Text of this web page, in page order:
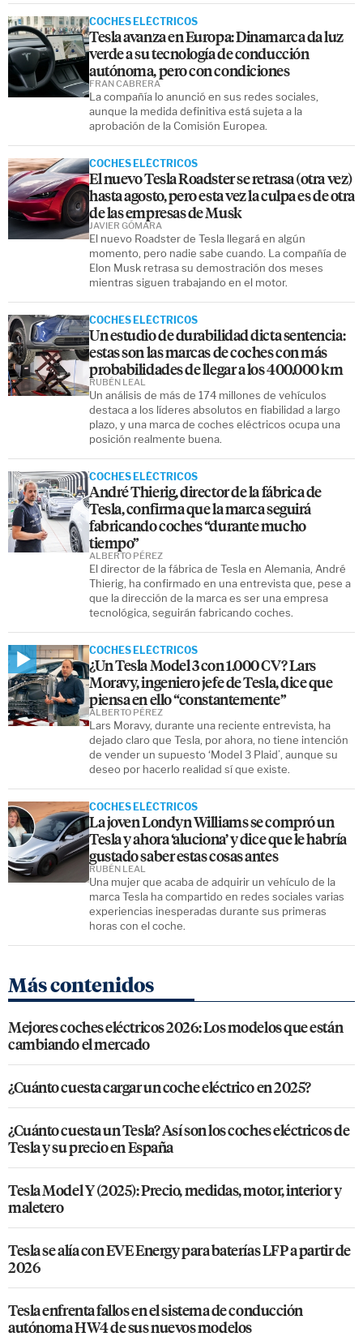
COCHES ELÉCTRICOS
Tesla avanza en Europa: Dinamarca da luz
verde a su tecnología de conducción
autónoma, pero con condiciones
La compañía lo anunció en sus redes sociales,
aunque la medida definitiva está sujeta a la
aprobación de la Comisión Europea.
FRAN CABRERA
COCHES ELÉCTRICOS
El nuevo Tesla Roadster se retrasa (otra vez)
hasta agosto, pero esta vez la culpa es de otra
de las empresas de Musk
El nuevo Roadster de Tesla llegará en algún
momento, pero nadie sabe cuando. La compañía de
Elon Musk retrasa su demostración dos meses
mientras siguen trabajando en el motor.
JAVIER GÓMARA
COCHES ELÉCTRICOS
Un estudio de durabilidad dicta sentencia:
estas son las marcas de coches con más
probabilidades de llegar a los 400.000 km
Un análisis de más de 174 millones de vehículos
destaca a los líderes absolutos en fiabilidad a largo
plazo, y una marca de coches eléctricos ocupa una
posición realmente buena.
RUBÉN LEAL
COCHES ELÉCTRICOS
André Thierig, director de la fábrica de
Tesla, confirma que la marca seguirá
fabricando coches “durante mucho
tiempo”
El director de la fábrica de Tesla en Alemania, André
Thierig, ha confirmado en una entrevista que, pese a
que la dirección de la marca es ser una empresa
tecnológica, seguirán fabricando coches.
ALBERTO PÉREZ
COCHES ELÉCTRICOS
¿Un Tesla Model 3 con 1.000 CV? Lars
Moravy, ingeniero jefe de Tesla, dice que
piensa en ello “constantemente”
Lars Moravy, durante una reciente entrevista, ha
dejado claro que Tesla, por ahora, no tiene intención
de vender un supuesto ‘Model 3 Plaid’, aunque su
deseo por hacerlo realidad sí que existe.
ALBERTO PÉREZ
COCHES ELÉCTRICOS
La joven Londyn Williams se compró un
Tesla y ahora ‘aluciona’ y dice que le habría
gustado saber estas cosas antes
Una mujer que acaba de adquirir un vehículo de la
marca Tesla ha compartido en redes sociales varias
experiencias inesperadas durante sus primeras
horas con el coche.
RUBÉN LEAL
Más contenidos
Mejores coches eléctricos 2026: Los modelos que están
cambiando el mercado
¿Cuánto cuesta cargar un coche eléctrico en 2025?
¿Cuánto cuesta un Tesla? Así son los coches eléctricos de
Tesla y su precio en España
Tesla Model Y (2025): Precio, medidas, motor, interior y
maletero
Tesla se alía con EVE Energy para baterías LFP a partir de
2026
Tesla enfrenta fallos en el sistema de conducción
autónoma HW4 de sus nuevos modelos